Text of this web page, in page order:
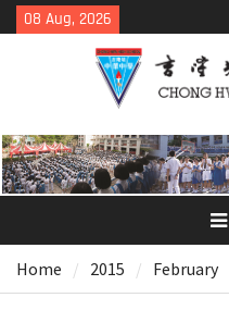
Skip
to
08 Aug, 2026
Home 2015 February